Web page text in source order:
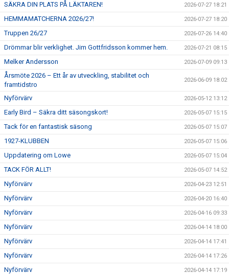
SÄKRA DIN PLATS PÅ LÄKTAREN! 2026-07-27 18:21
HEMMAMATCHERNA 2026/27! 2026-07-27 18:20
Truppen 26/27 2026-07-26 14:40
Drömmar blir verklighet. Jim Gottfridsson kommer hem. 2026-07-21 08:15
Melker Andersson 2026-07-09 09:13
Årsmöte 2026 – Ett år av utveckling, stabilitet och
framtidstro
2026-06-09 18:02
Nyförvärv 2026-05-12 13:12
Early Bird – Säkra ditt säsongskort! 2026-05-07 15:15
Tack för en fantastisk säsong 2026-05-07 15:07
1927-KLUBBEN 2026-05-07 15:06
Uppdatering om Lowe 2026-05-07 15:04
TACK FÖR ALLT! 2026-05-07 14:52
Nyförvärv 2026-04-23 12:51
Nyförvärv 2026-04-20 16:40
Nyförvärv 2026-04-16 09:33
Nyförvärv 2026-04-14 18:00
Nyförvärv 2026-04-14 17:41
Nyförvärv 2026-04-14 17:26
Nyförvärv 2026-04-14 17:19